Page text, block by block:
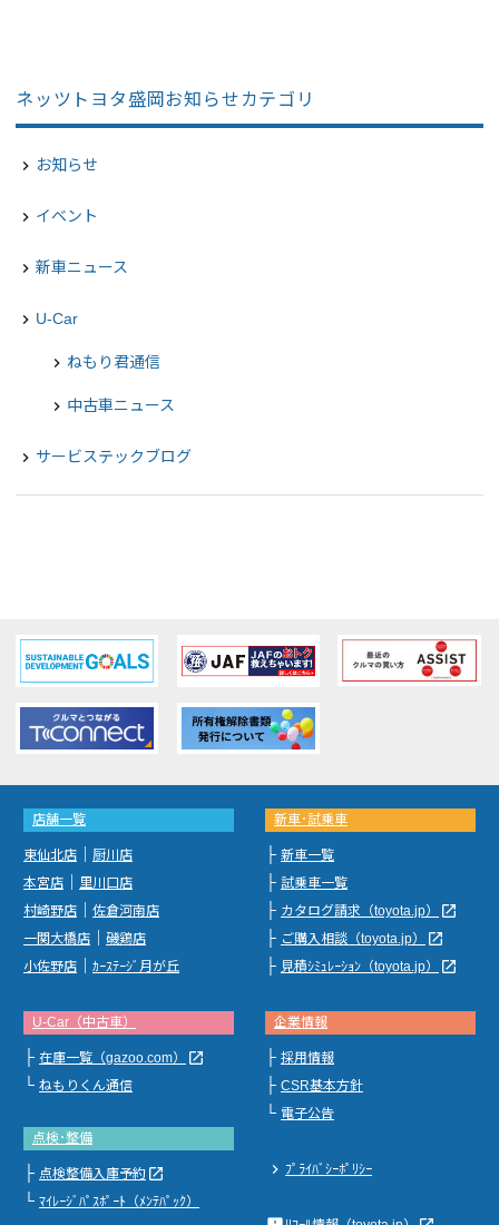
ネッツトヨタ盛岡お知らせカテゴリ
navigate_next お知らせ
navigate_next イベント
navigate_next 新車ニュース
navigate_next U-Car
chevron_right ねもり君通信
chevron_right 中古車ニュース
navigate_next サービステックブログ
店舗一覧
東仙北店
厨川店
本宮店
里川口店
村崎野店
佐倉河南店
一関大橋店
磯鶏店
小佐野店
ｶｰｽﾃｰｼﾞ月が丘
新車･試乗車
├ 新車一覧
├ 試乗車一覧
├ カタログ請求（toyota.jp）
launch
├ ご購入相談（toyota.jp）
launch
├ 見積ｼﾐｭﾚｰｼｮﾝ（toyota.jp） launch
U-Car（中古車）
├ 在庫一覧（gazoo.com）
launch
└ ねもりくん通信
点検･整備
├ 点検整備入庫予約 launch
└ ﾏｲﾚｰｼﾞﾊﾟｽﾎﾟｰﾄ（ﾒﾝﾃﾊﾟｯｸ）
企業情報
├ 採用情報
├ CSR基本方針
└ 電子公告
chevron_right ﾌﾟﾗｲﾊﾞｼｰﾎﾟﾘｼｰ